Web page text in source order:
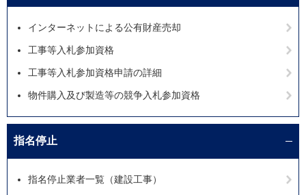
インターネットによる公有財産売却
工事等入札参加資格
工事等入札参加資格申請の詳細
物件購入及び製造等の競争入札参加資格
指名停止
指名停止業者一覧（建設工事）